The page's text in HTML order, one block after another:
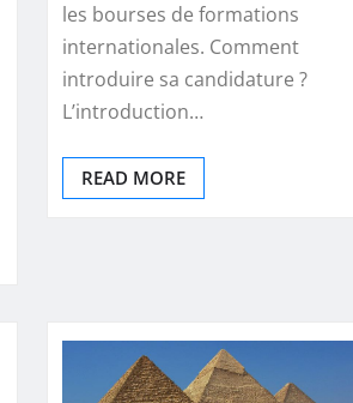
les bourses de formations
internationales. Comment
introduire sa candidature ?
L’introduction…
READ MORE